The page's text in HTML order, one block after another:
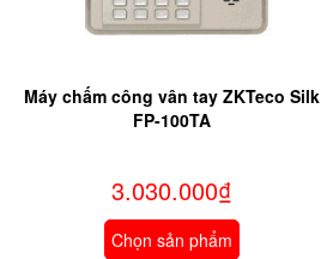
Máy chấm công vân tay ZKTeco Silk
FP-100TA
3.030.000₫
Chọn sản phẩm